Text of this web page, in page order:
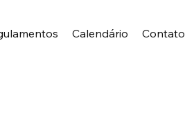
Calendário Contato